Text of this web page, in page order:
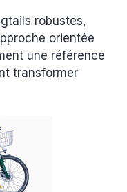
robustes,
orientée
une référence
transformer